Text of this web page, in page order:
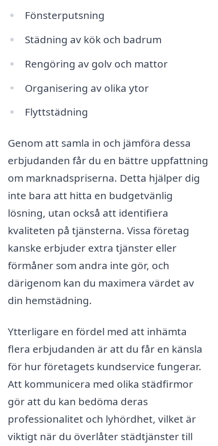
Fönsterputsning
Städning av kök och badrum
Rengöring av golv och mattor
Organisering av olika ytor
Flyttstädning
Genom att samla in och jämföra dessa
erbjudanden får du en bättre uppfattning
om marknadspriserna. Detta hjälper dig
inte bara att hitta en budgetvänlig
lösning, utan också att identifiera
kvaliteten på tjänsterna. Vissa företag
kanske erbjuder extra tjänster eller
förmåner som andra inte gör, och
därigenom kan du maximera värdet av
din hemstädning.
Ytterligare en fördel med att inhämta
flera erbjudanden är att du får en känsla
för hur företagets kundservice fungerar.
Att kommunicera med olika städfirmor
gör att du kan bedöma deras
professionalitet och lyhördhet, vilket är
viktigt när du överlåter städtjänster till